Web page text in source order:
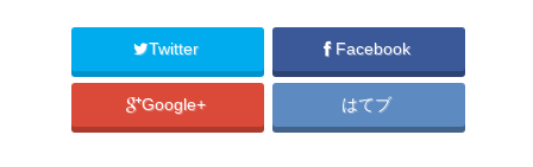
Twitter Facebook
Google+ はてブ